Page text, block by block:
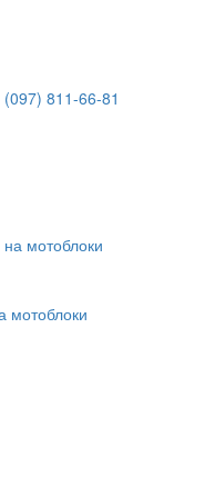
(097) 811-66-81